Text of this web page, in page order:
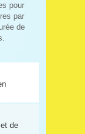
pour
par
de
de